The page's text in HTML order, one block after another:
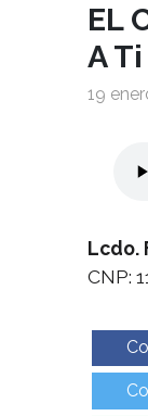
EL
A Ti
19
Lcdo.
CNP: